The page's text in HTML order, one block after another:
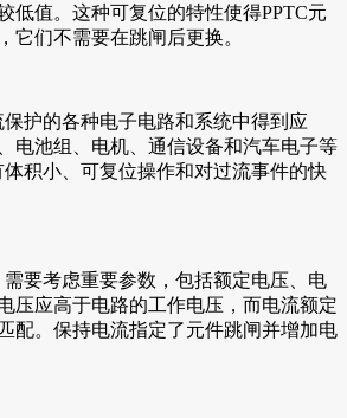
低值。这种可复位的特性使得PPTC元
它们不需要在跳闸后更换。
护的各种电子电路和系统中得到应
电池组、电机、通信设备和汽车电子等
体积小、可复位操作和对过流事件的快
需要考虑重要参数，包括额定电压、电
压应高于电路的工作电压，而电流额定
配。保持电流指定了元件跳闸并增加电